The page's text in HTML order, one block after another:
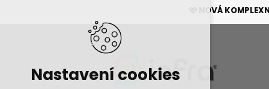
🩷 NOVÁ
Nastavení cookies